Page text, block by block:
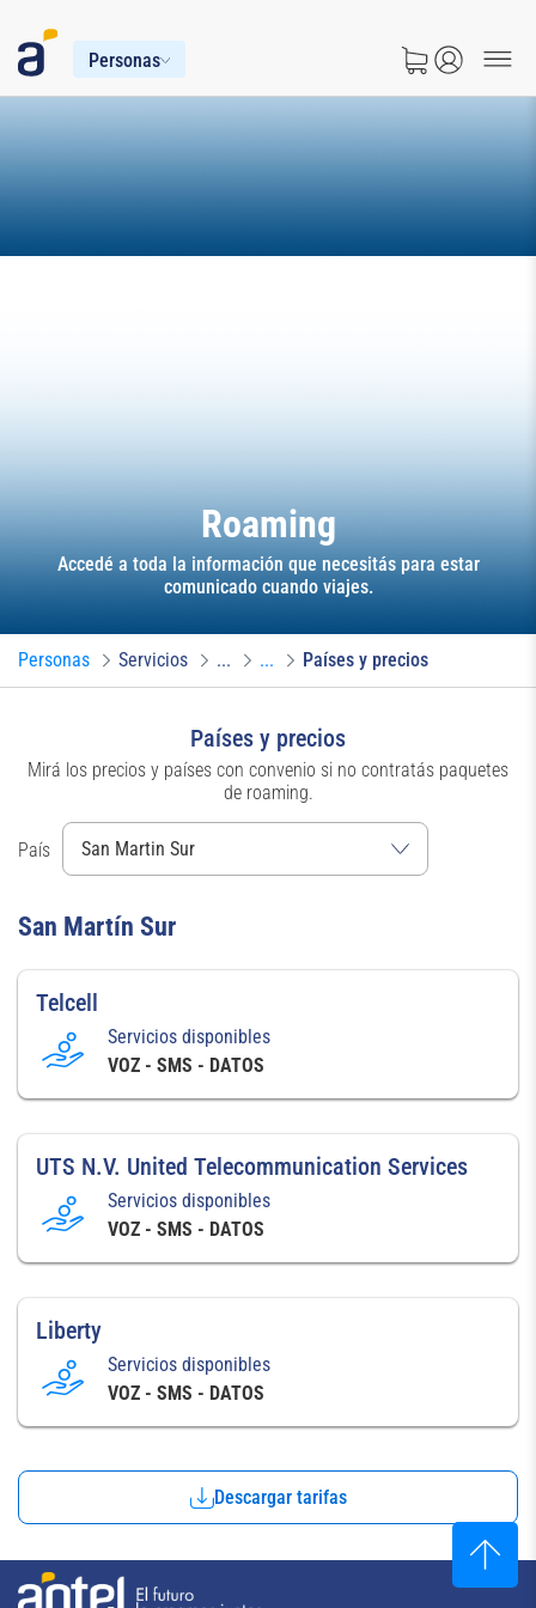
Personas
Roaming
Accedé a toda la información que necesitás para estar
comunicado cuando viajes.
Personas Servicios ... ... Países y precios
Países y precios
Mirá los precios y países con convenio si no contratás paquetes
de roaming.
País
San Martín Sur
Telcell
Servicios disponibles
VOZ - SMS - DATOS
UTS N.V. United Telecommunication Services
Servicios disponibles
VOZ - SMS - DATOS
Liberty
Servicios disponibles
VOZ - SMS - DATOS
Descargar tarifas